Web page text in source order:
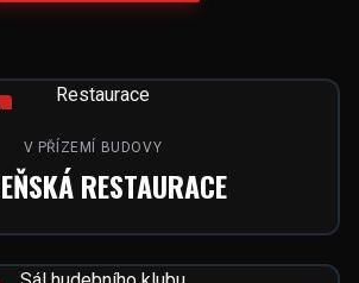
V PŘÍZEMÍ BUDOVY
RESTAURACE